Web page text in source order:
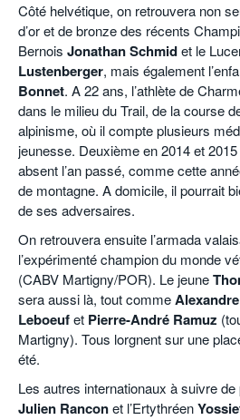
Côté helvétique, on retrouvera non
d’or et de bronze des récents
Bernois Jonathan Schmidet le
Lustenberger, mais également
Bonnet. A 22 ans, l’athlète de
dans le milieu du Trail, de la course
alpinisme, où il compte plusieurs
jeunesse. Deuxième en 2014 et
absent l’an passé, comme cette
de montagne. A domicile, il pourrait
de ses adversaires.
On retrouvera ensuite l’armada
l’expérimenté champion du monde
(CABV Martigny/POR). Le jeune
sera aussi là, tout comme
Leboeufet Pierre-André Ramuz
Martigny). Tous lorgnent sur une
été.
Les autres internationaux à suivre
Julien Ranconet l’Ertythréen